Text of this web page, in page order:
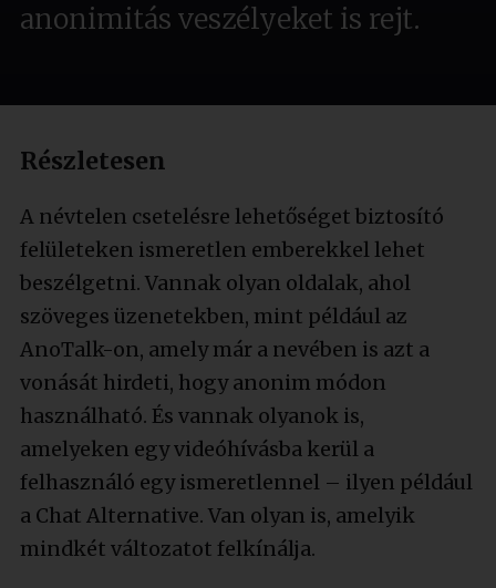
anonimitás veszélyeket is rejt.
Részletesen
A névtelen csetelésre lehetőséget biztosító
felületeken ismeretlen emberekkel lehet
beszélgetni. Vannak olyan oldalak, ahol
szöveges üzenetekben, mint például az
AnoTalk-on, amely már a nevében is azt a
vonását hirdeti, hogy anonim módon
használható. És vannak olyanok is,
amelyeken egy videóhívásba kerül a
felhasználó egy ismeretlennel – ilyen például
a Chat Alternative. Van olyan is, amelyik
mindkét változatot felkínálja.